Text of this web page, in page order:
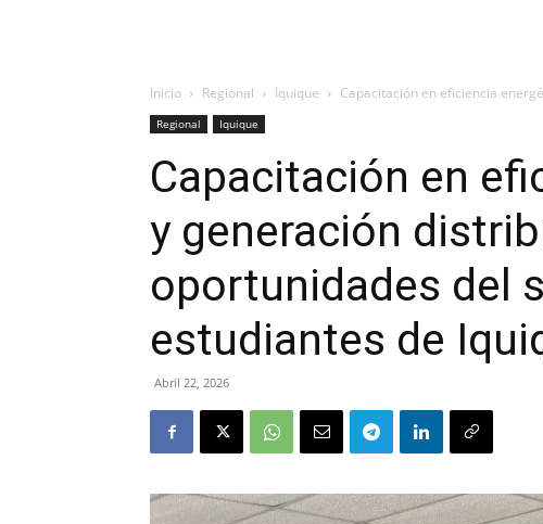
Inicio Regional Iquique Capacitación en eficiencia
Regional Iquique
Capacitación en
y generación
oportunidades del
estudiantes de
Abril 22, 2026